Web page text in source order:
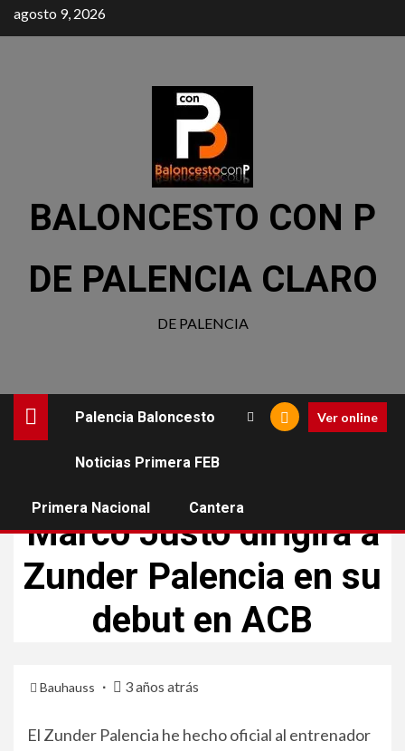
agosto 9, 2026
BALONCESTO CON P
DE PALENCIA CLARO
DE PALENCIA
Palencia Baloncesto
Noticias Primera FEB
Primera Nacional Cantera
Ver online
Marco Justo dirigirá a
Zunder Palencia en su
debut en ACB
Bauhauss 3 años atrás
El Zunder Palencia he hecho oficial al entrenador